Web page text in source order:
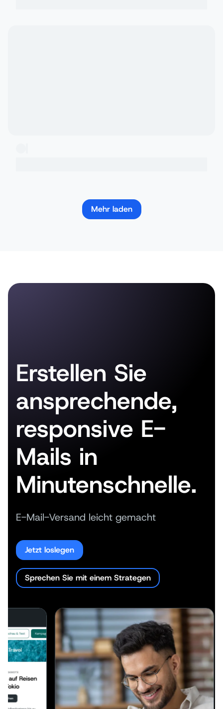
Mehr laden
Erstellen Sie
ansprechende,
responsive E-
Mails in
Minutenschnelle.
E-Mail-Versand leicht gemacht
Jetzt loslegen
Sprechen Sie mit einem Strategen